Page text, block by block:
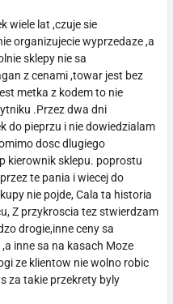
wiele lat ,czuje sie
organizujecie wyprzedaze ,a
sklepy nie sa
z cenami ,towar jest bez
metka z kodem to nie
.Przez dwa dni
do pieprzu i nie dowiedzialam
dosc dlugiego
kierownik sklepu. poprostu
te pania i wiecej do
nie pojde, Cala ta historia
Z przykroscia tez stwierdzam
drogie,inne ceny sa
inne sa na kasach Moze
ze klientow nie wolno robic
za takie przekrety byly